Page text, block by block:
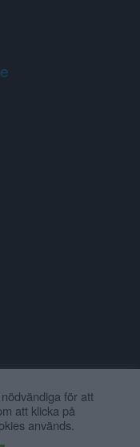
för att
att klicka på
används.